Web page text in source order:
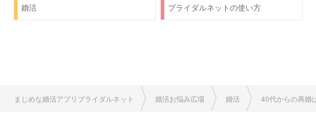
婚活 ブライダルネットの使い方
まじめな婚活アプリブライダルネット 婚活お悩み広場 婚活 40代からの再婚